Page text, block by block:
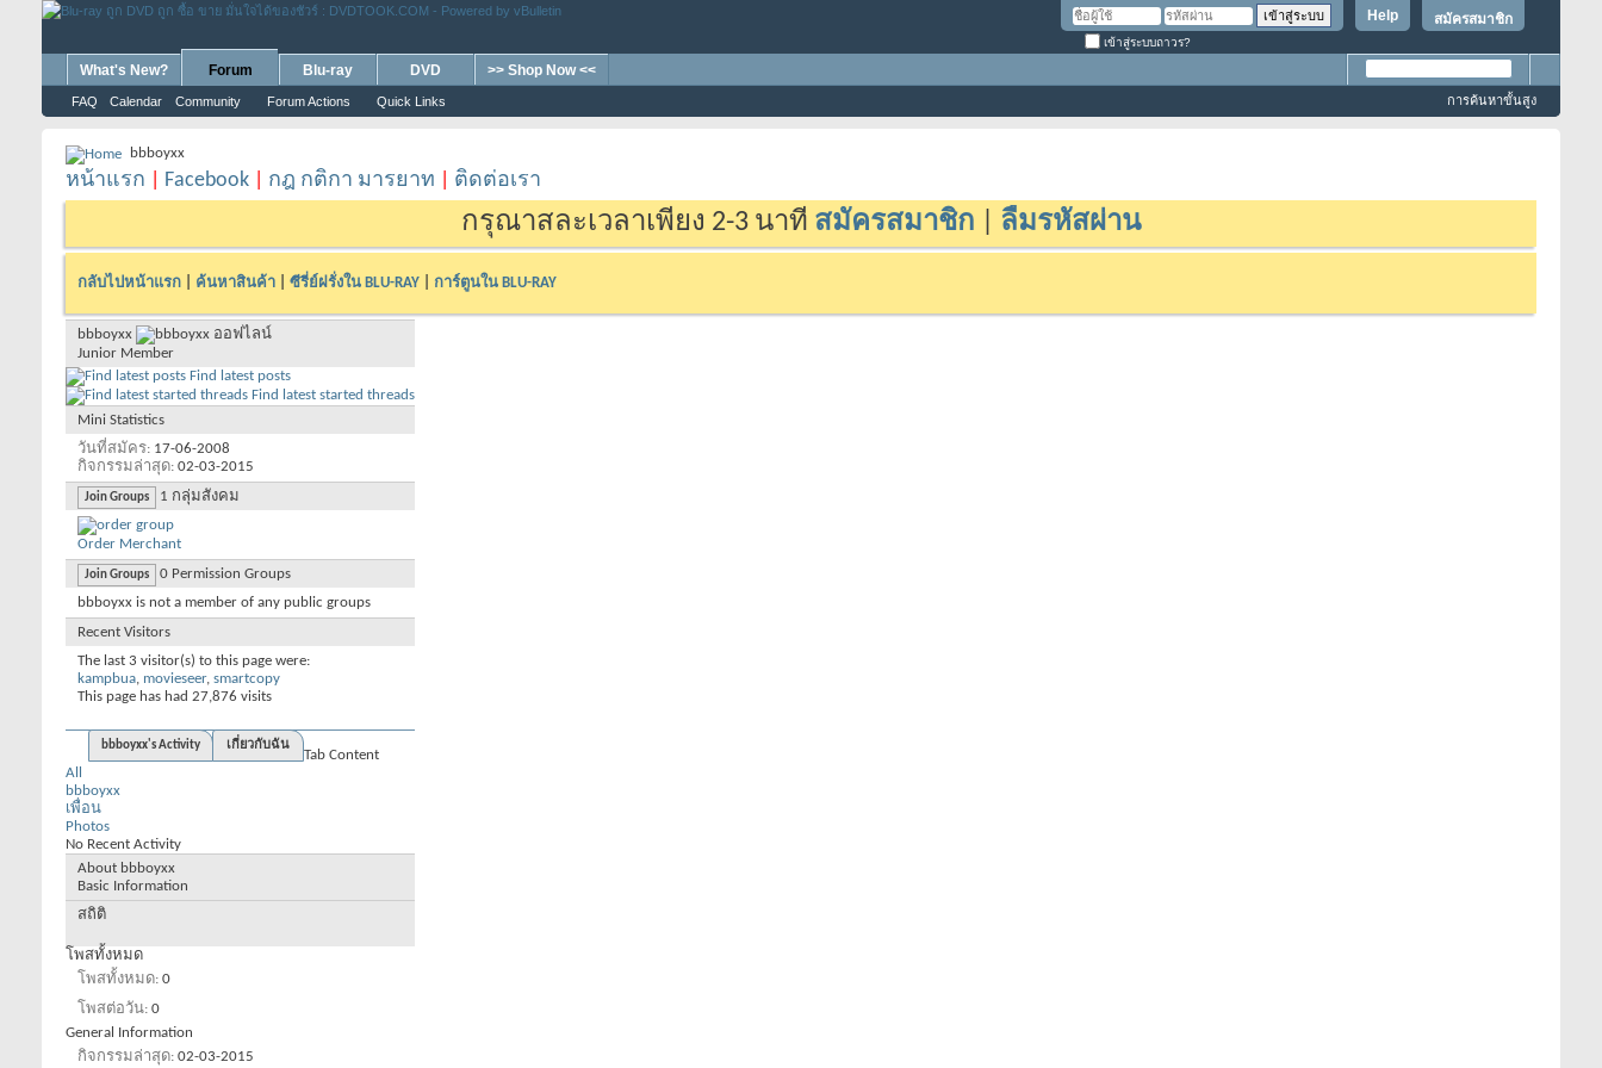
สมัครสมาชิก
Help
เข้าสู่ระบบถาวร?
What's New? Forum
FAQ Calendar Community Forum Actions Quick Links
Blu-ray DVD >> Shop Now <<
การค้นหาขั้นสูง
bbboyxx
หน้าแรก Facebook กฎ กติกา มารยาท ติดต่อเรา
กรุณาสละเวลาเพียง 2-3 นาที สมัครสมาชิก ลืมรหัสผ่าน
กลับไปหน้าแรก ค้นหาสินค้า ซีรี่ย์ฝรั่งใน BLU-RAY การ์ตูนใน BLU-RAY
bbboyxx
Junior Member
Find latest posts
Find latest started threads
Mini Statistics
วันที่สมัคร 17-06-2008
กิจกรรมล่าสุด 02-03-2015
Join Groups 1 กลุ่มสังคม
Order Merchant
Join Groups 0 Permission Groups
bbboyxx is not a member of any public groups
Recent Visitors
The last 3 visitor(s) to this page were:
kampbua, movieseer, smartcopy
This page has had 27,876 visits
bbboyxx's Activity เกี่ยวกับฉัน
Tab Content
All
bbboyxx
เพื่อน
Photos
No Recent Activity
About bbboyxx
Basic Information
สถิติ
โพสทั้งหมด
โพสทั้งหมด 0
โพสต่อวัน 0
General Information
กิจกรรมล่าสุด 02-03-2015